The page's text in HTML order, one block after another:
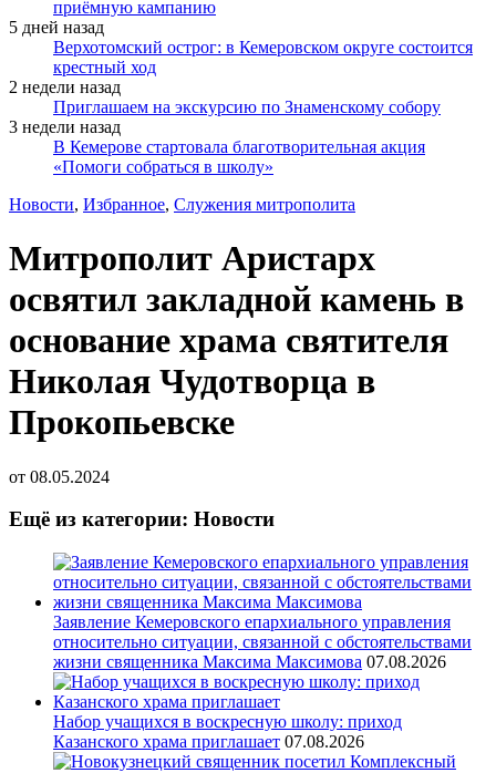
приёмную кампанию
5 дней назад
Верхотомский острог: в Кемеровском округе состоится
крестный ход
2 недели назад
Приглашаем на экскурсию по Знаменскому собору
3 недели назад
В Кемерове стартовала благотворительная акция
«Помоги собраться в школу»
Новости, Избранное, Служения митрополита
Митрополит Аристарх
освятил закладной камень в
основание храма святителя
Николая Чудотворца в
Прокопьевске
от 08.05.2024
Ещё из категории: Новости
Заявление Кемеровского епархиального управления
относительно ситуации, связанной с обстоятельствами
жизни священника Максима Максимова 07.08.2026
Набор учащихся в воскресную школу: приход
Казанского храма приглашает 07.08.2026